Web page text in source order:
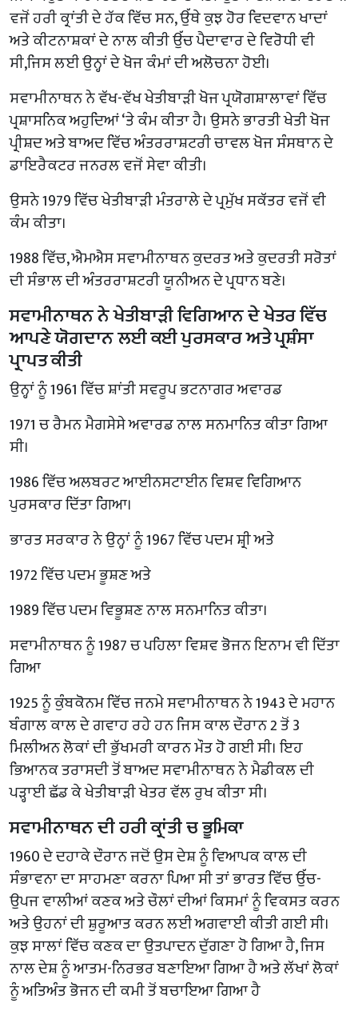
ਵਜੋਂ ਹਰੀ ਕ੍ਰਾਂਤੀ ਦੇ ਹੱਕ ਵਿੱਚ ਸਨ, ਉੱਥੇ ਕੁਝ ਹੋਰ ਵਿਦਵਾਨ ਖਾਦਾਂ
ਅਤੇ ਕੀਟਨਾਸ਼ਕਾਂ ਦੇ ਨਾਲ ਕੀਤੀ ਉੱਚ ਪੈਦਾਵਾਰ ਦੇ ਵਿਰੋਧੀ ਵੀ
ਸੀ,ਜਿਸ ਲਈ ਉਨ੍ਹਾਂ ਦੇ ਖੋਜ ਕੰਮਾਂ ਦੀ ਅਲੋਚਨਾ ਹੋਈ।
ਸਵਾਮੀਨਾਥਨ ਨੇ ਵੱਖ-ਵੱਖ ਖੇਤੀਬਾੜੀ ਖੋਜ ਪ੍ਰਯੋਗਸ਼ਾਲਾਵਾਂ ਵਿੱਚ
ਪ੍ਰਸ਼ਾਸਨਿਕ ਅਹੁਦਿਆਂ ‘ਤੇ ਕੰਮ ਕੀਤਾ ਹੈ। ਉਸਨੇ ਭਾਰਤੀ ਖੇਤੀ ਖੋਜ
ਪ੍ਰੀਸ਼ਦ ਅਤੇ ਬਾਅਦ ਵਿੱਚ ਅੰਤਰਰਾਸ਼ਟਰੀ ਚਾਵਲ ਖੋਜ ਸੰਸਥਾਨ ਦੇ
ਡਾਇਰੈਕਟਰ ਜਨਰਲ ਵਜੋਂ ਸੇਵਾ ਕੀਤੀ।
ਉਸਨੇ 1979 ਵਿੱਚ ਖੇਤੀਬਾੜੀ ਮੰਤਰਾਲੇ ਦੇ ਪ੍ਰਮੁੱਖ ਸਕੱਤਰ ਵਜੋਂ ਵੀ
ਕੰਮ ਕੀਤਾ।
1988 ਵਿੱਚ, ਐਮਐਸ ਸਵਾਮੀਨਾਥਨ ਕੁਦਰਤ ਅਤੇ ਕੁਦਰਤੀ ਸਰੋਤਾਂ
ਦੀ ਸੰਭਾਲ ਦੀ ਅੰਤਰਰਾਸ਼ਟਰੀ ਯੂਨੀਅਨ ਦੇ ਪ੍ਰਧਾਨ ਬਣੇ।
ਸਵਾਮੀਨਾਥਨ ਨੇ ਖੇਤੀਬਾੜੀ ਵਿਗਿਆਨ ਦੇ ਖੇਤਰ ਵਿੱਚ
ਆਪਣੇ ਯੋਗਦਾਨ ਲਈ ਕਈ ਪੁਰਸਕਾਰ ਅਤੇ ਪ੍ਰਸ਼ੰਸਾ
ਪ੍ਰਾਪਤ ਕੀਤੀ
ਉਨ੍ਹਾਂ ਨੂੰ 1961 ਵਿੱਚ ਸ਼ਾਂਤੀ ਸਵਰੂਪ ਭਟਨਾਗਰ ਅਵਾਰਡ
1971 ਚ ਰੈਮਨ ਮੈਗਸੇਸੇ ਅਵਾਰਡ ਨਾਲ ਸਨਮਾਨਿਤ ਕੀਤਾ ਗਿਆ
ਸੀ।
1986 ਵਿੱਚ ਅਲਬਰਟ ਆਈਨਸਟਾਈਨ ਵਿਸ਼ਵ ਵਿਗਿਆਨ
ਪੁਰਸਕਾਰ ਦਿੱਤਾ ਗਿਆ।
ਭਾਰਤ ਸਰਕਾਰ ਨੇ ਉਨ੍ਹਾਂ ਨੂੰ 1967 ਵਿੱਚ ਪਦਮ ਸ਼੍ਰੀ ਅਤੇ
1972 ਵਿੱਚ ਪਦਮ ਭੂਸ਼ਣ ਅਤੇ
1989 ਵਿੱਚ ਪਦਮ ਵਿਭੂਸ਼ਣ ਨਾਲ ਸਨਮਾਨਿਤ ਕੀਤਾ।
ਸਵਾਮੀਨਾਥਨ ਨੂੰ 1987 ਚ ਪਹਿਲਾ ਵਿਸ਼ਵ ਭੋਜਨ ਇਨਾਮ ਵੀ ਦਿੱਤਾ
ਗਿਆ
1925 ਨੂੰ ਕੁੰਬਕੋਨਮ ਵਿੱਚ ਜਨਮੇ ਸਵਾਮੀਨਾਥਨ ਨੇ 1943 ਦੇ ਮਹਾਨ
ਬੰਗਾਲ ਕਾਲ ਦੇ ਗਵਾਹ ਰਹੇ ਹਨ ਜਿਸ ਕਾਲ ਦੌਰਾਨ 2 ਤੋਂ 3
ਮਿਲੀਅਨ ਲੋਕਾਂ ਦੀ ਭੁੱਖਮਰੀ ਕਾਰਨ ਮੌਤ ਹੋ ਗਈ ਸੀ। ਇਹ
ਭਿਆਨਕ ਤਰਾਸਦੀ ਤੋਂ ਬਾਅਦ ਸਵਾਮੀਨਾਥਨ ਨੇ ਮੈਡੀਕਲ ਦੀ
ਪੜ੍ਹਾਈ ਛੱਡ ਕੇ ਖੇਤੀਬਾੜੀ ਖੇਤਰ ਵੱਲ ਰੁਖ ਕੀਤਾ ਸੀ।
ਸਵਾਮੀਨਾਥਨ ਦੀ ਹਰੀ ਕ੍ਰਾਂਤੀ ਚ ਭੂਮਿਕਾ
1960 ਦੇ ਦਹਾਕੇ ਦੌਰਾਨ ਜਦੋਂ ਉਸ ਦੇਸ਼ ਨੂੰ ਵਿਆਪਕ ਕਾਲ ਦੀ
ਸੰਭਾਵਨਾ ਦਾ ਸਾਹਮਣਾ ਕਰਨਾ ਪਿਆ ਸੀ ਤਾਂ ਭਾਰਤ ਵਿੱਚ ਉੱਚ-
ਉਪਜ ਵਾਲੀਆਂ ਕਣਕ ਅਤੇ ਚੌਲਾਂ ਦੀਆਂ ਕਿਸਮਾਂ ਨੂੰ ਵਿਕਸਤ ਕਰਨ
ਅਤੇ ਉਹਨਾਂ ਦੀ ਸ਼ੁਰੂਆਤ ਕਰਨ ਲਈ ਅਗਵਾਈ ਕੀਤੀ ਗਈ ਸੀ।
ਕੁਝ ਸਾਲਾਂ ਵਿੱਚ ਕਣਕ ਦਾ ਉਤਪਾਦਨ ਦੁੱਗਣਾ ਹੋ ਗਿਆ ਹੈ, ਜਿਸ
ਨਾਲ ਦੇਸ਼ ਨੂੰ ਆਤਮ-ਨਿਰਭਰ ਬਣਾਇਆ ਗਿਆ ਹੈ ਅਤੇ ਲੱਖਾਂ ਲੋਕਾਂ
ਨੂੰ ਅਤਿਅੰਤ ਭੋਜਨ ਦੀ ਕਮੀ ਤੋਂ ਬਚਾਇਆ ਗਿਆ ਹੈ